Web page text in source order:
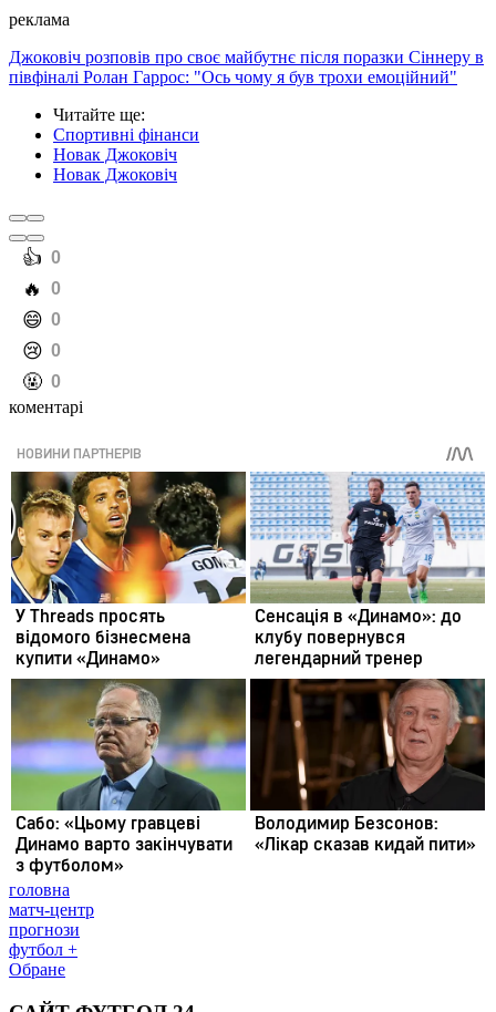
реклама
Джоковіч розповів про своє майбутнє після поразки Сіннеру в
півфіналі Ролан Гаррос: "Ось чому я був трохи емоційний"
Читайте ще:
Спортивні фінанси
Новак Джоковіч
Новак Джоковіч
️👍 0
️🔥 0
️😄 0
️😢 0
️🤬 0
коментарі
головна
матч-центр
прогнози
футбол +
Обране